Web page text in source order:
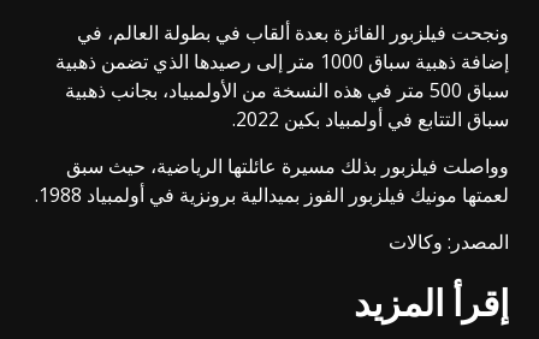
ونجحت فيلزبور الفائزة بعدة ألقاب في بطولة العالم، في
إضافة ذهبية سباق 1000 متر إلى رصيدها الذي تضمن ذهبية
سباق 500 متر في هذه النسخة من الأولمبياد، بجانب ذهبية
سباق التتابع في أولمبياد بكين 2022.
وواصلت فيلزبور بذلك مسيرة عائلتها الرياضية، حيث سبق
لعمتها مونيك فيلزبور الفوز بميدالية برونزية في أولمبياد 1988.
المصدر: وكالات
إقرأ المزيد